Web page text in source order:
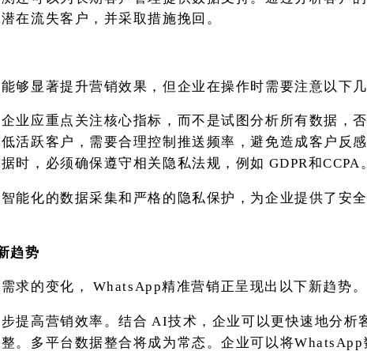
在流失客户，并采取措施挽回。
够显著提升营销效果，但企业在操作时需要注意以下几
业应重点关注核心指标，而不是试图分析所有数据，
活跃客户，需要合理控制推送频率，避免造成客户反
时，必须确保遵守相关隐私法规，例如 GDPR和CCPA。
能化的数据采集和严格的隐私保护，为企业提供了安
趋势
求的变化， WhatsApp精准营销正呈现出以下新趋势。
提高营销效率。结合 AI技术，企业可以更快速地分析
。多平台数据整合将成为常态。企业可以将WhatsApp